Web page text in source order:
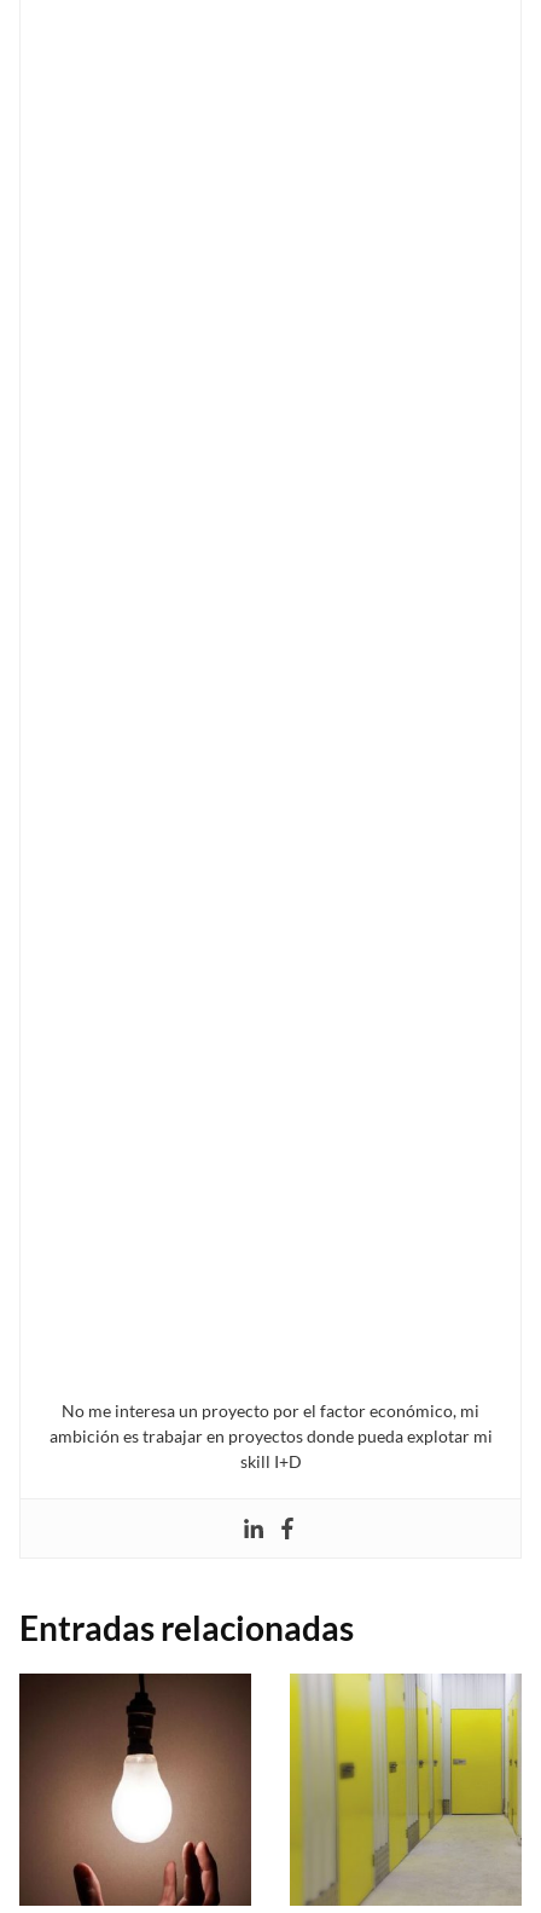
No me interesa un proyecto por el factor económico, mi
ambición es trabajar en proyectos donde pueda explotar mi
skill I+D
Entradas relacionadas